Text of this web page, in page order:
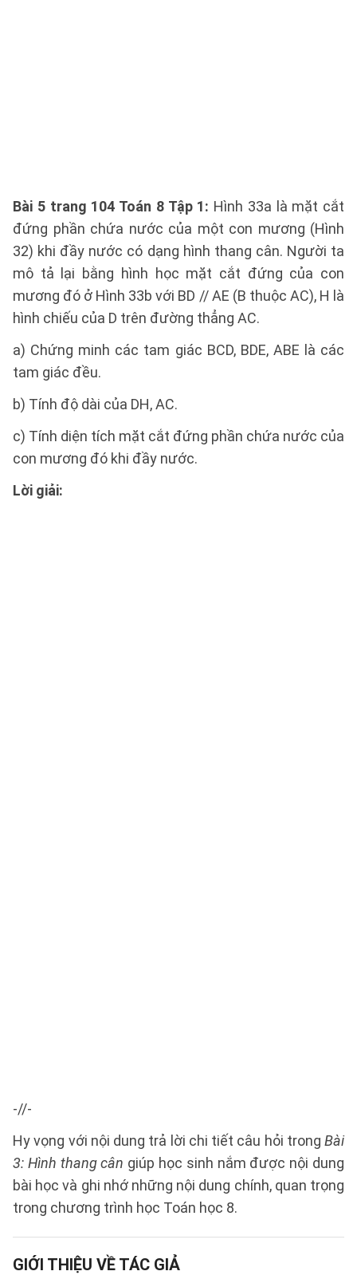
Bài 5 trang 104 Toán 8 Tập 1: Hình 33a là mặt cắt
đứng phần chứa nước của một con mương (Hình
32) khi đầy nước có dạng hình thang cân. Người ta
mô tả lại bằng hình học mặt cắt đứng của con
mương đó ở Hình 33b với BD // AE (B thuộc AC), H là
hình chiếu của D trên đường thẳng AC.
a) Chứng minh các tam giác BCD, BDE, ABE là các
tam giác đều.
b) Tính độ dài của DH, AC.
c) Tính diện tích mặt cắt đứng phần chứa nước của
con mương đó khi đầy nước.
Lời giải:
-//-
Hy vọng với nội dung trả lời chi tiết câu hỏi trong Bài
3: Hình thang cân giúp học sinh nắm được nội dung
bài học và ghi nhớ những nội dung chính, quan trọng
trong chương trình học Toán học 8.
GIỚI THIỆU VỀ TÁC GIẢ